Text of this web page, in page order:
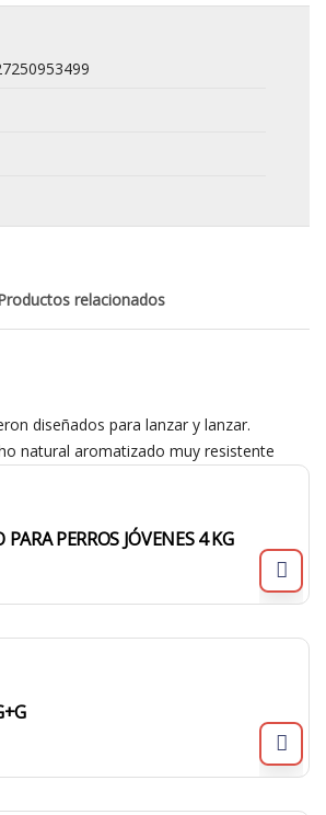
relacionados
diseñados para lanzar y lanzar.
natural aromatizado muy resistente
PERROS JÓVENES 4 KG